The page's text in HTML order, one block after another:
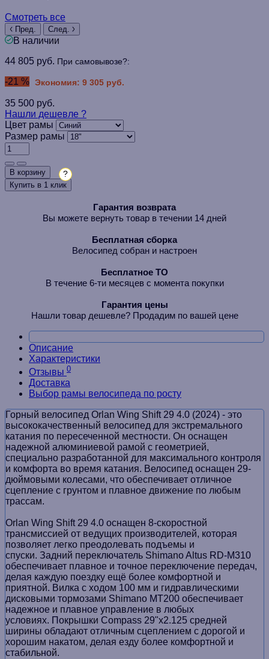
Смотреть все
Пред. След.
В наличии
44 805 руб. При самовывозе?:
-21 % Экономия: 9 305 руб.
35 500 руб.
Нашли дешевле ?
Цвет рамы
Размер рамы
В корзину
Купить в 1 клик
?
Гарантия возврата
Вы можете вернуть товар в течении 14 дней
Бесплатная сборка
Велосипед собран и настроен
Бесплатное ТО
В течение 6-ти месяцев с момента покупки
Гарантия цены
Нашли товар дешевле? Продадим по вашей цене
Описание
Характеристики
Отзывы 0
Доставка
Выбор рамы велосипеда по росту
Горный велосипед Orlan Wing Shift 29 4.0 (2024) - это
высококачественный велосипед для экстремального
катания по пересеченной местности. Он оснащен
надежной алюминиевой рамой с геометрией,
специально разработанной для максимального контроля
и комфорта во время катания. Велосипед оснащен 29-
дюймовыми колесами, что обеспечивает отличное
сцепление с грунтом и плавное движение по любым
трассам.
Orlan Wing Shift 29 4.0 оснащен 8-скоростной
трансмиссией от ведущих производителей, которая
позволяет легко преодолевать подъемы и
спуски. Задний переключатель Shimano Altus RD-M310
обеспечивает плавное и точное переключение передач,
делая каждую поездку ещё более комфортной и
приятной. Вилка с ходом 100 мм и гидравлическими
дисковыми тормозами Shimano MT200 обеспечивает
надежное и плавное управление в любых
условиях. Покрышки Compass 29"х2.125 средней
ширины обладают отличным сцеплением с дорогой и
хорошим накатом, делая езду более комфортной и
стабильной.